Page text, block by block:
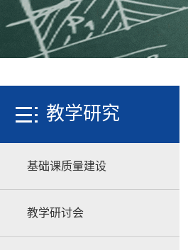
教学研究
基础课质量建设
教学研讨会